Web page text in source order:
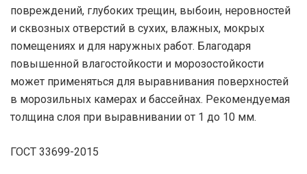
повреждений, глубоких трещин, выбоин, неровностей
и сквозных отверстий в сухих, влажных, мокрых
помещениях и для наружных работ. Благодаря
повышенной влагостойкости и морозостойкости
может применяться для выравнивания поверхностей
в морозильных камерах и бассейнах. Рекомендуемая
толщина слоя при выравнивании от 1 до 10 мм.
ГОСТ 33699-2015